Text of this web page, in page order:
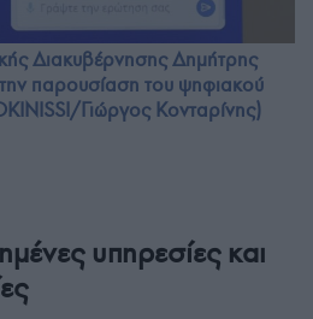
Διακυβέρνησης Δημήτρης
παρουσίαση του ψηφιακού
Γιώργος Κονταρίνης)
υπηρεσίες και